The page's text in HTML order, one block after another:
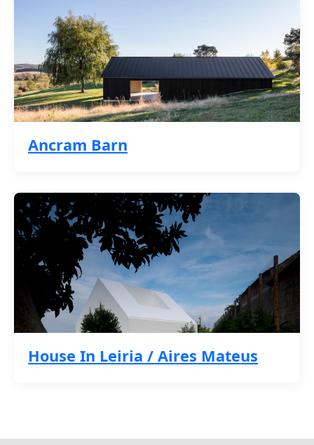
Ancram Barn
House In Leiria / Aires Mateus